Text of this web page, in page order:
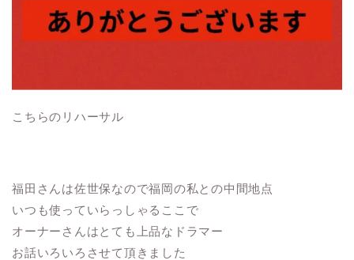
こちらのリハーサル
福田さんは佐世保なので福岡の私との中間地点
いつも使っていらっしゃるここで
オーナーさんはとても上品なドラマー
お話いろいろさせて頂きました